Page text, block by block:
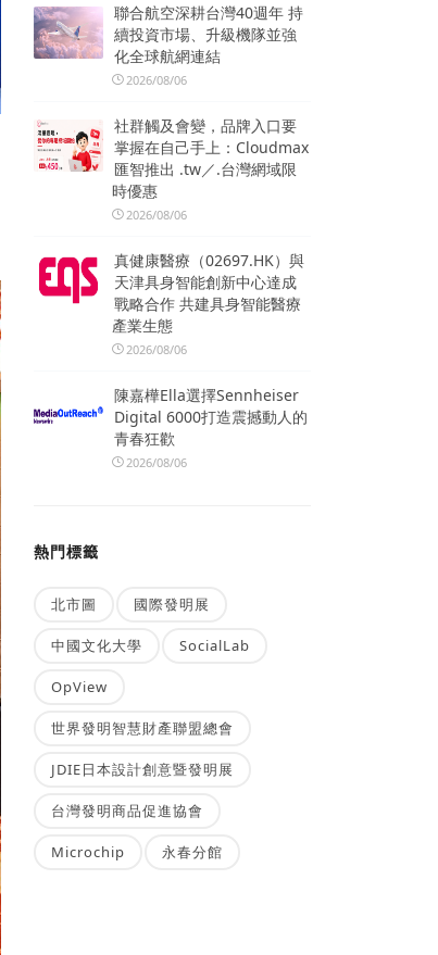
聯合航空深耕台灣40週年 持
續投資市場、升級機隊並強
化全球航網連結
2026/08/06
社群觸及會變，品牌入口要
掌握在自己手上：Cloudmax
匯智推出 .tw／.台灣網域限
時優惠
2026/08/06
真健康醫療（02697.HK）與
天津具身智能創新中心達成
戰略合作 共建具身智能醫療
產業生態
2026/08/06
陳嘉樺Ella選擇Sennheiser
Digital 6000打造震撼動人的
青春狂歡
2026/08/06
熱門標籤
北市圖 國際發明展
中國文化大學 SocialLab
OpView
世界發明智慧財產聯盟總會
JDIE日本設計創意暨發明展
台灣發明商品促進協會
Microchip 永春分館